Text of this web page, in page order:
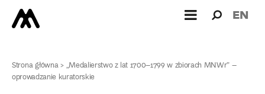
dla: EN
Strona główna>„Medalierstwo z lat 1700–1799 w zbiorach MNWr” –
oprowadzanie kuratorskie